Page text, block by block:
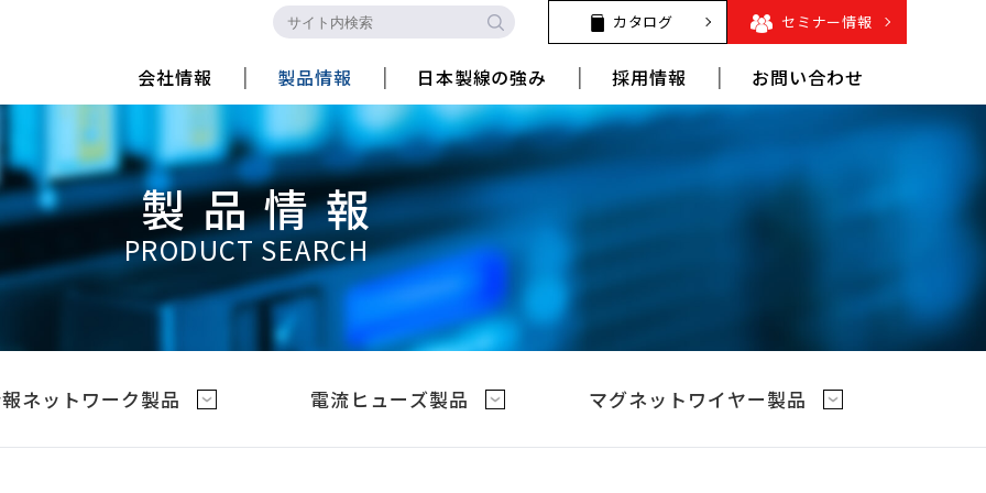
カタログ セミナー情報
会社情報 製品情報 日本製線の強み 採用情報 お問い合わせ
製品情報
PRODUCT SEARCH
ネットワーク製品 電流ヒューズ製品 マグネットワイヤー製品